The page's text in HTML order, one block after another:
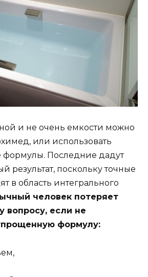
и не очень емкости можно
или использовать
формулы. Последние дадут
результат, поскольку точные
в область интегрального
человек потеряет
вопросу, если не
формулу: